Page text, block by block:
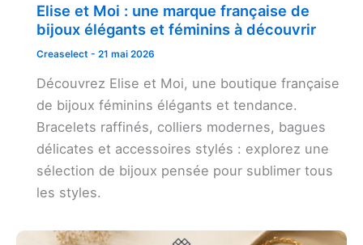
Elise et Moi : une marque française de
bijoux élégants et féminins à découvrir
Creaselect - 21 mai 2026
Découvrez Elise et Moi, une boutique française
de bijoux féminins élégants et tendance.
Bracelets raffinés, colliers modernes, bagues
délicates et accessoires stylés : explorez une
sélection de bijoux pensée pour sublimer tous
les styles.